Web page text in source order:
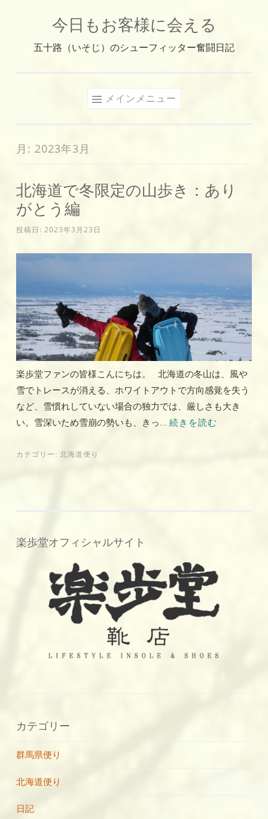
ッ
今日もお客様に会える
五十路（いそじ）のシューフィッター奮闘日記
メインメニュー
月: 2023年3月
北海道で冬限定の山歩き：あり
がとう編
投稿日: 2023年3月23日
楽歩堂ファンの皆様こんにちは。 北海道の冬山は、風や
雪でトレースが消える、ホワイトアウトで方向感覚を失う
など、雪慣れしていない場合の独力では、厳しさも大き
い。雪深いため雪崩の勢いも、きっ... 続きを読む
カテゴリー: 北海道便り
楽歩堂オフィシャルサイト
カテゴリー
群馬県便り
北海道便り
日記